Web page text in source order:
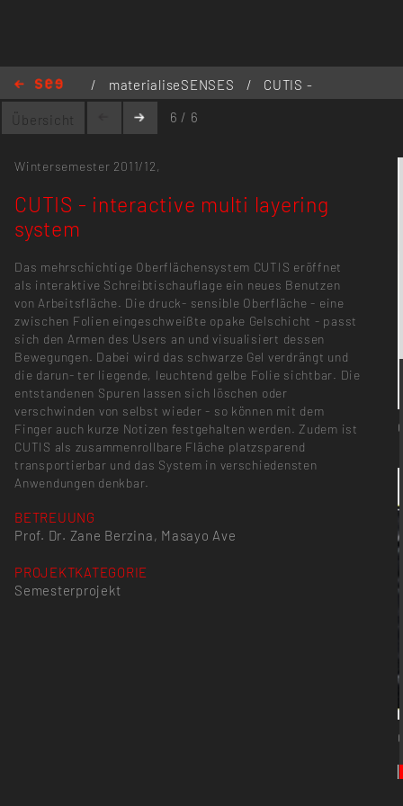
/ materialiseSENSES /
CUTIS -
interactive multi layering system
Übersicht
6 / 6
Wintersemester 2011/12,
CUTIS - interactive multi layering
system
Das mehrschichtige Oberflächensystem CUTIS eröffnet
als interaktive Schreibtischauflage ein neues Benutzen
von Arbeitsfläche. Die druck- sensible Oberfläche - eine
zwischen Folien eingeschweißte opake Gelschicht - passt
sich den Armen des Users an und visualisiert dessen
Bewegungen. Dabei wird das schwarze Gel verdrängt und
die darun- ter liegende, leuchtend gelbe Folie sichtbar. Die
entstandenen Spuren lassen sich löschen oder
verschwinden von selbst wieder - so können mit dem
Finger auch kurze Notizen festgehalten werden. Zudem ist
CUTIS als zusammenrollbare Fläche platzsparend
transportierbar und das System in verschiedensten
Anwendungen denkbar.
BETREUUNG
Prof. Dr. Zane Berzina, Masayo Ave
PROJEKTKATEGORIE
Semesterprojekt